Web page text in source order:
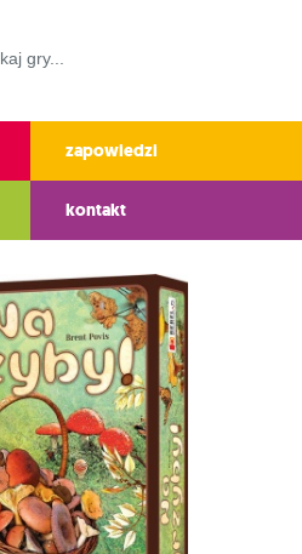
zapowiedzi
kontakt